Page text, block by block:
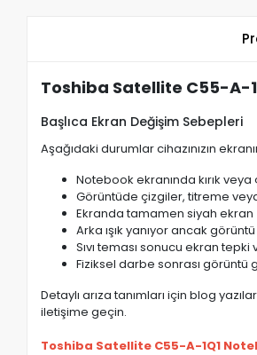
Toshiba Satellite C55-A-
Başlıca Ekran Değişim Sebepleri
Aşağıdaki durumlar cihazınızın
Notebook ekranında kırık
Görüntüde çizgiler, titreme
Ekranda tamamen siyah
Arka ışık yanıyor ancak
Sıvı teması sonucu ekran
Fiziksel darbe sonrası görüntü
Detaylı arıza tanımları için blog
iletişime geçin.
Toshiba Satellite C55-A-1Q1